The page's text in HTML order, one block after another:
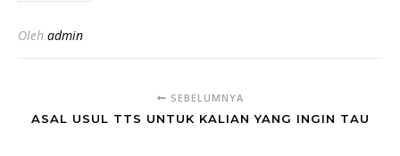
Oleh admin
SEBELUMNYA
ASAL USUL TTS UNTUK KALIAN YANG INGIN TAU